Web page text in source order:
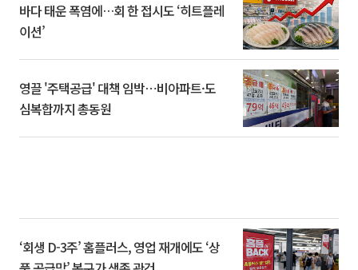
바다 태운 폭염에…회 한 접시도 ‘히트플레
이션’
영끌 '주택공급' 대책 임박⋯비아파트·도
심복합까지 총동원
‘회생 D-3주’ 홈플러스, 영업 재개에도 ‘상